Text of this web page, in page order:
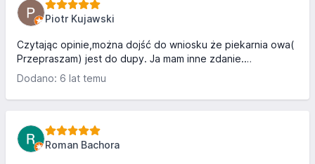
Piotr Kujawski
Czytając opinie,można dojść do wniosku że piekarnia owa(
Przepraszam) jest do dupy. Ja mam inne zdanie.
Współpracowałem z tą firmą,bez żadnych problemów,no
przedświątecznych,za które trzeba było płacić,choć ich nie
stwierdzić,że złe komentarze ,to sprawa konkurencji.
Wyroby,nie odbiegają od ogólnie przyjętych
receptur,chociaż powinny być bardziej słone, a ciasta, nie
Dodano: 6 lat temu
Roman Bachora